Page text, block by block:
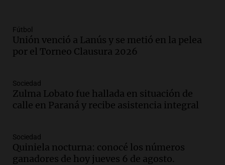
Fútbol
Unión venció a Lanús y se metió en la pelea
por el Torneo Clausura 2026
Sociedad
Zulma Lobato fue hallada en situación de
calle en Paraná y recibe asistencia integral
Sociedad
Quiniela nocturna: conocé los números
ganadores de hoy jueves 6 de agosto.